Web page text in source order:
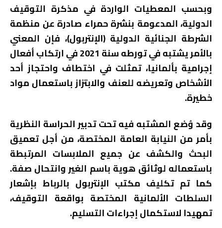
وبحسب المعطيات الواردة في مذكرة التوقيف
الدولية، المدعومة بنشرة حمراء صادرة عن منظمة
الشرطة الجنائية الدولية (الإنتربول)، فإن المعني
بالأمر يشتبه في تورطه سنة 2021 في ارتكاب أفعال
إجرامية بألمانيا، تمثلت في اختطاف واحتجاز أحد
الأشخاص وتعريضه للعنف والابتزاز باستعمال مواد
خطيرة.
وقد وُضع المشتبه فيه تحت تدبير الحراسة النظرية
بأمر من النيابة العامة المختصة، من أجل تعميق
البحث والكشف عن جميع الملابسات المرتبطة
باستعماله لوثائق هوية باسم الغير وانتحال صفة.
كما تم تكليف مكتب الإنتربول بالرباط بإشعار
السلطات الألمانية المختصة بواقعة التوقيف،
تمهيدا لاستكمال إجراءات التسليم.